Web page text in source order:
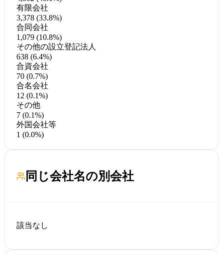
有限会社
3,378 (33.8%)
合同会社
1,079 (10.8%)
その他の設立登記法人
638 (6.4%)
合資会社
70 (0.7%)
合名会社
12 (0.1%)
その他
7 (0.1%)
外国会社等
1 (0.0%)
同じ会社名の別会社
該当なし